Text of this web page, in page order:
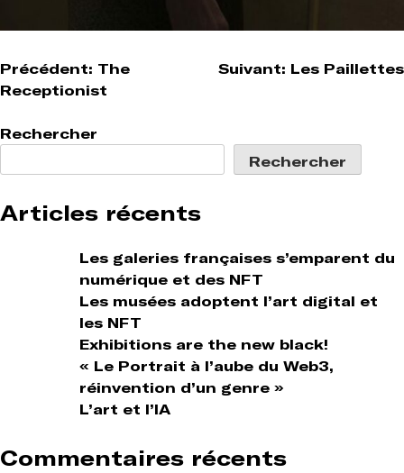
Navigation
l’article
Précédent: The
Receptionist
Suivant: Les Paillettes
Rechercher
Rechercher
Articles récents
Les galeries françaises s’emparent du
numérique et des NFT
Les musées adoptent l’art digital et
les NFT
Exhibitions are the new black!
« Le Portrait à l’aube du Web3,
réinvention d’un genre »
L’art et l’IA
Commentaires récents